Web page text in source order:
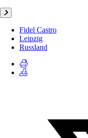
Fidel Castro
Leipzig
Russland